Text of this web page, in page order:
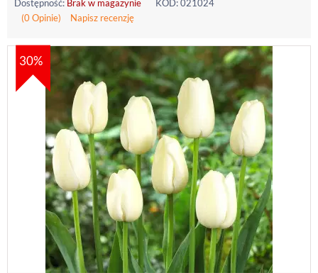
Dostępność: Brak w magazynie KOD:021024
(0 Opinie)
Napisz recenzję
30%